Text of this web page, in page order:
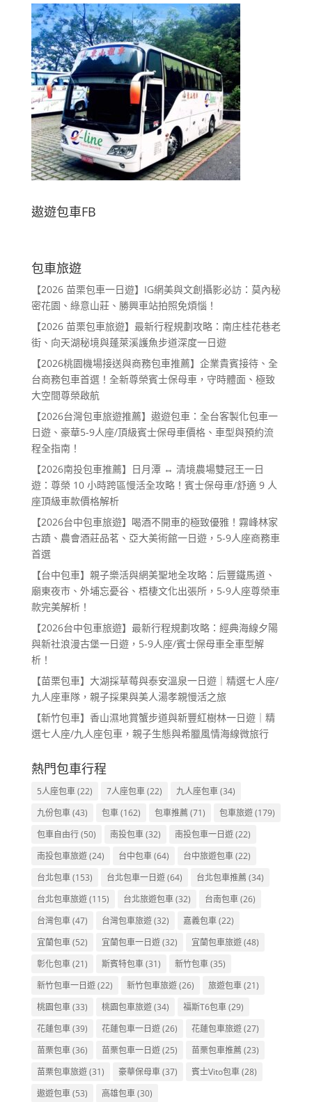
遨遊包車FB
包車旅遊
【2026 苗栗包車一日遊】IG網美與文創攝影必訪：莫內秘
密花園、綠意山莊、勝興車站拍照免煩惱！
【2026 苗栗包車旅遊】最新行程規劃攻略：南庄桂花巷老
街、向天湖秘境與蓬萊溪護魚步道深度一日遊
【2026桃園機場接送與商務包車推薦】企業貴賓接待、全
台商務包車首選！全新尊榮賓士保母車，守時體面、極致
大空間尊榮啟航
【2026台灣包車旅遊推薦】遨遊包車：全台客製化包車一
日遊、豪華5-9人座/頂級賓士保母車價格、車型與預約流
程全指南！
【2026南投包車推薦】日月潭 ↔ 清境農場雙冠王一日
遊：尊榮 10 小時跨區慢活全攻略！賓士保母車/舒適 9 人
座頂級車款價格解析
【2026台中包車旅遊】喝酒不開車的極致優雅！霧峰林家
古蹟、農會酒莊品茗、亞大美術館一日遊，5-9人座商務車
首選
【台中包車】親子樂活與網美聖地全攻略：后豐鐵馬道、
廟東夜市、外埔忘憂谷、梧棲文化出張所，5-9人座尊榮車
款完美解析！
【2026台中包車旅遊】最新行程規劃攻略：經典海線夕陽
與新社浪漫古堡一日遊，5-9人座/賓士保母車全車型解
析！
【苗栗包車】大湖採草莓與泰安溫泉一日遊｜精選七人座/
九人座車隊，親子採果與美人湯孝親慢活之旅
【新竹包車】香山濕地賞蟹步道與新豐紅樹林一日遊｜精
選七人座/九人座包車，親子生態與希臘風情海線微旅行
熱門包車行程
5人座包車(22) 7人座包車(22) 九人座包車(34)
九份包車(43) 包車(162) 包車推薦(71) 包車旅遊(179)
包車自由行(50) 南投包車(32) 南投包車一日遊(22)
南投包車旅遊(24) 台中包車(64) 台中旅遊包車(22)
台北包車(153) 台北包車一日遊(64) 台北包車推薦(34)
台北包車旅遊(115) 台北旅遊包車(32) 台南包車(26)
台灣包車(47) 台灣包車旅遊(32) 嘉義包車(22)
宜蘭包車(52) 宜蘭包車一日遊(32) 宜蘭包車旅遊(48)
彰化包車(21) 斯賓特包車(31) 新竹包車(35)
新竹包車一日遊(22) 新竹包車旅遊(26) 旅遊包車(21)
桃園包車(33) 桃園包車旅遊(34) 福斯T6包車(29)
花蓮包車(39) 花蓮包車一日遊(26) 花蓮包車旅遊(27)
苗栗包車(36) 苗栗包車一日遊(25) 苗栗包車推薦(23)
苗栗包車旅遊(31) 豪華保母車(37) 賓士Vito包車(28)
遨遊包車(53) 高雄包車(30)